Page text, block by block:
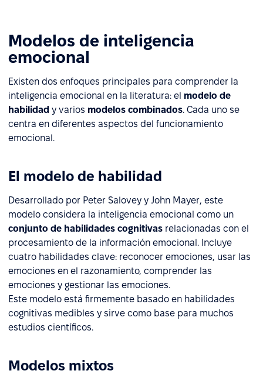
Modelos de inteligencia
emocional
Existen dos enfoques principales para comprender la
inteligencia emocional en la literatura: el modelo de
habilidad y varios modelos combinados. Cada uno se
centra en diferentes aspectos del funcionamiento
emocional.
El modelo de habilidad
Desarrollado por Peter Salovey y John Mayer, este
modelo considera la inteligencia emocional como un
conjunto de habilidades cognitivas relacionadas con el
procesamiento de la información emocional. Incluye
cuatro habilidades clave: reconocer emociones, usar las
emociones en el razonamiento, comprender las
emociones y gestionar las emociones.
Este modelo está firmemente basado en habilidades
cognitivas medibles y sirve como base para muchos
estudios científicos.
Modelos mixtos